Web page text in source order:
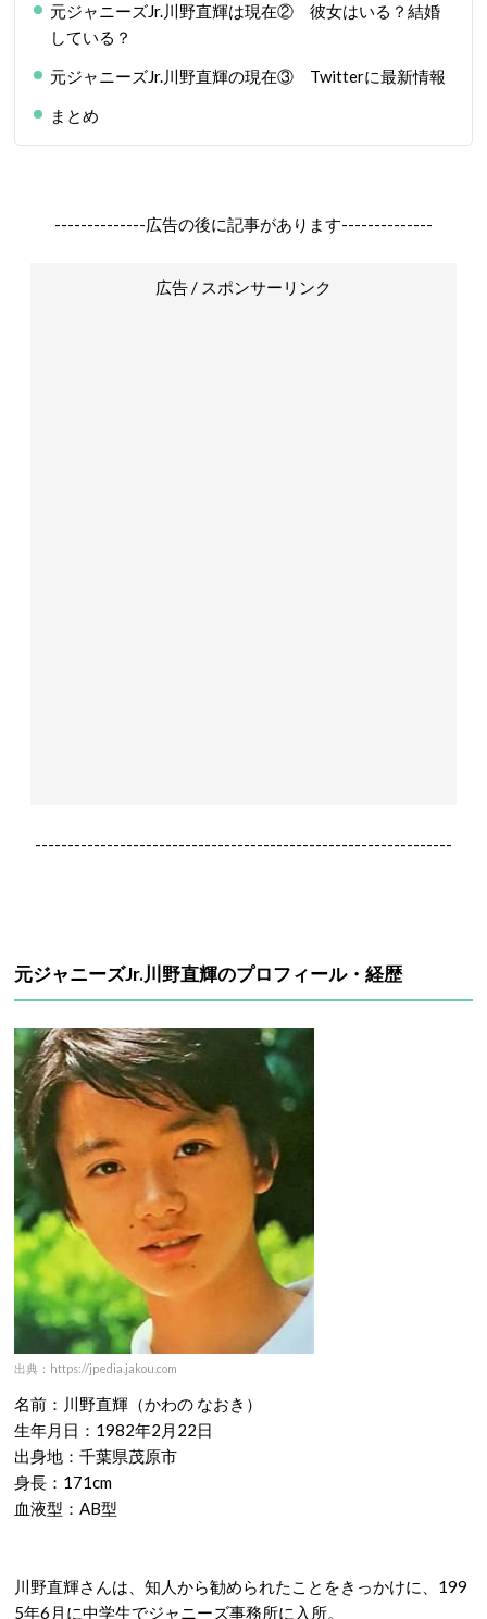
元ジャニーズJr.川野直輝は現在② 彼女はいる？結婚
している？
元ジャニーズJr.川野直輝の現在③ Twitterに最新情報
まとめ
--------------広告の後に記事があります--------------
広告 / スポンサーリンク
----------------------------------------------------------------
元ジャニーズJr.川野直輝のプロフィール・経歴
出典：https://jpedia.jakou.com
名前：川野直輝（かわの なおき）
生年月日：1982年2月22日
出身地：千葉県茂原市
身長：171cm
血液型：AB型
川野直輝さんは、知人から勧められたことをきっかけに、199
5年6月に中学生でジャニーズ事務所に入所。